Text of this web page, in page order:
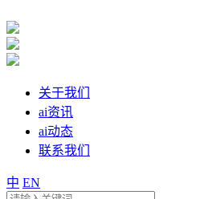
关于我们
ai资讯
ai动态
联系我们
中 EN